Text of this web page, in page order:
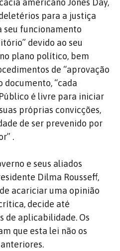
americano Jones Day,
para a justiça
seu funcionamento
devido ao seu
plano político, bem
de “aprovação
documento, “cada
é livre para iniciar
próprias convicções,
de ser prevenido por
.
e seus aliados
Dilma Rousseff,
acariciar uma opinião
decide até
de aplicabilidade. Os
que esta lei não os